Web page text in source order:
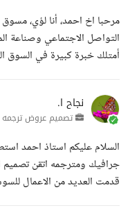
مرحبا اخ احمد، أنا لؤي،
التواصل الاجتماعي وصناعة
أمتلك خبرة كبيرة في السوق
نجاح ا.
تصميم عروض ترجمه
السلام عليكم استاذ احمد
جرافيك ومترجمه اتقن تصميم
قدمت العديد من الاعمال